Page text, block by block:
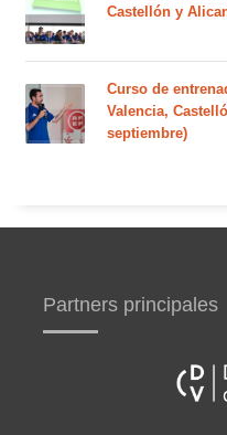
Castellón y
Curso de
Valencia,
septiembre)
Partners principales